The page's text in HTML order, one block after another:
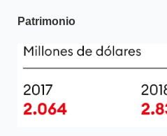
Patrimonio